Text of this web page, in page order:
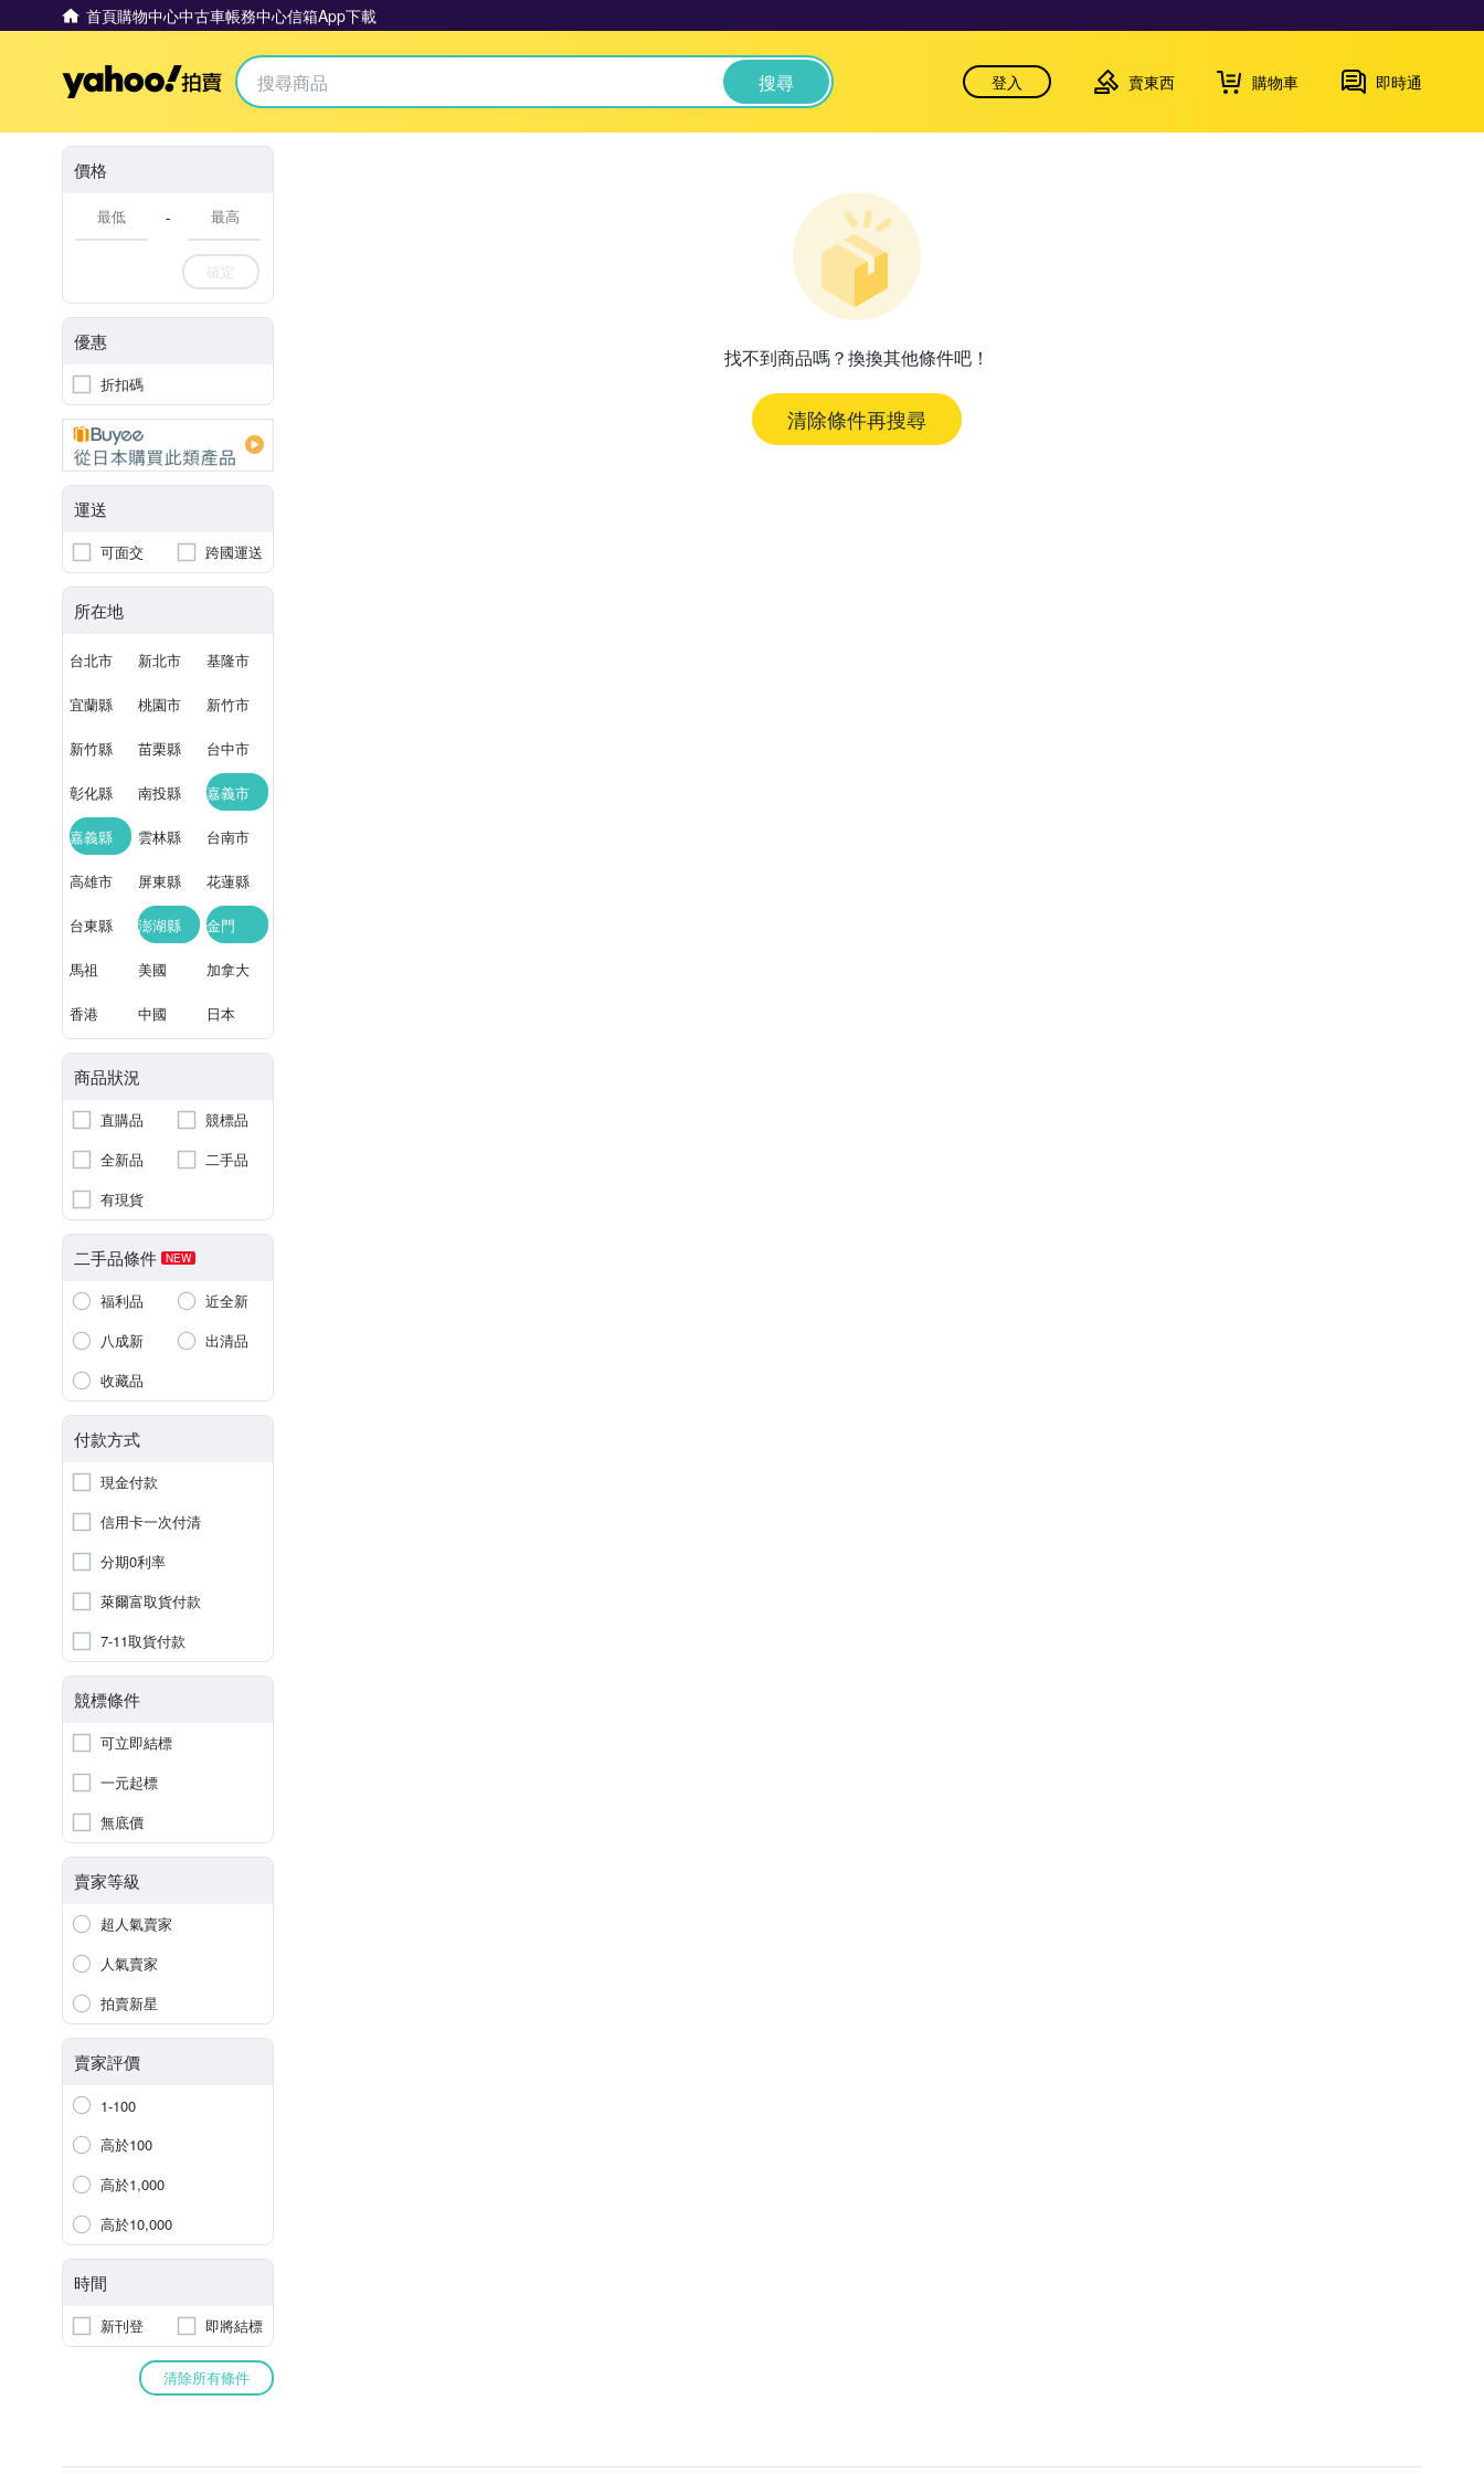
首頁購物中心中古車帳務中心信箱App下載
Yahoo拍賣 搜尋 登入 賣東西 購物車 即時通
價格
-
確定
優惠
折扣碼
運送
可面交 跨國運送
所在地
台北市 新北市 基隆市
宜蘭縣 桃園市 新竹市
新竹縣 苗栗縣 台中市
彰化縣 南投縣 嘉義市
嘉義縣 雲林縣 台南市
高雄市 屏東縣 花蓮縣
台東縣 澎湖縣 金門
馬祖 美國 加拿大
香港 中國 日本
商品狀況
直購品
競標品
全新品
二手品
有現貨
二手品條件 NEW
福利品
近全新
八成新
出清品
收藏品
付款方式
現金付款
信用卡一次付清
分期0利率
萊爾富取貨付款
7-11取貨付款
競標條件
可立即結標
一元起標
無底價
賣家等級
超人氣賣家
人氣賣家
拍賣新星
賣家評價
1-100
高於100
高於1,000
高於10,000
時間
新刊登 即將結標
清除所有條件
找不到商品嗎？換換其他條件吧！
清除條件再搜尋